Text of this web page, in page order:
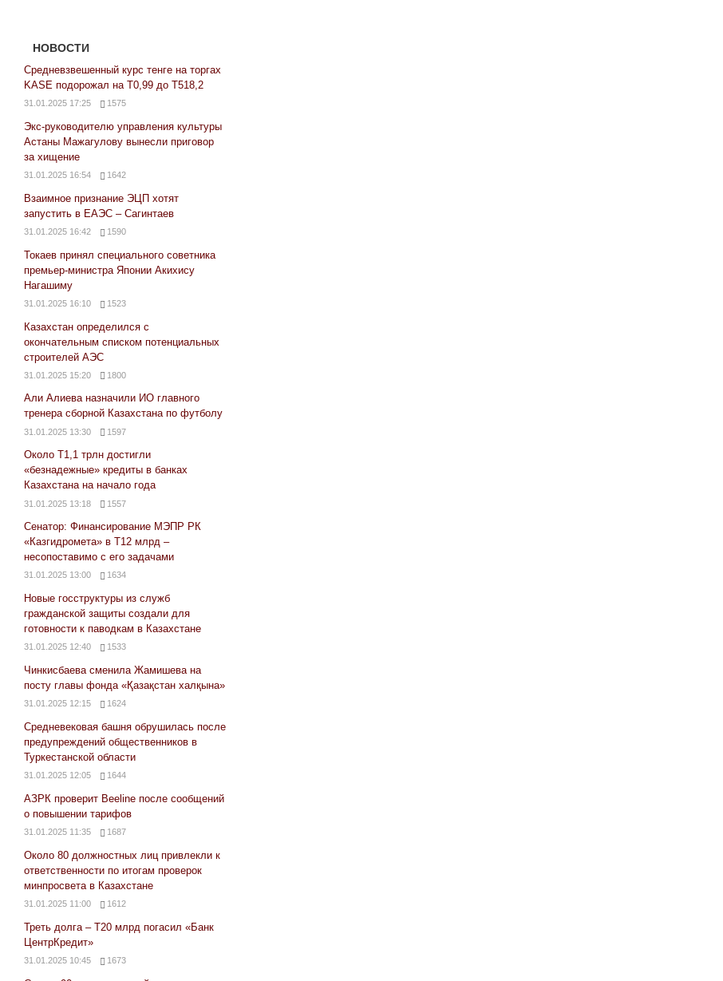
НОВОСТИ
Средневзвешенный курс тенге на торгах
KASE подорожал на Т0,99 до Т518,2
31.01.2025 17:25 1575
Экс-руководителю управления культуры
Астаны Мажагулову вынесли приговор
за хищение
31.01.2025 16:54 1642
Взаимное признание ЭЦП хотят
запустить в ЕАЭС – Сагинтаев
31.01.2025 16:42 1590
Токаев принял специального советника
премьер-министра Японии Акихису
Нагашиму
31.01.2025 16:10 1523
Казахстан определился с
окончательным списком потенциальных
строителей АЭС
31.01.2025 15:20 1800
Али Алиева назначили ИО главного
тренера сборной Казахстана по футболу
31.01.2025 13:30 1597
Около Т1,1 трлн достигли
«безнадежные» кредиты в банках
Казахстана на начало года
31.01.2025 13:18 1557
Сенатор: Финансирование МЭПР РК
«Казгидромета» в Т12 млрд –
несопоставимо с его задачами
31.01.2025 13:00 1634
Новые госструктуры из служб
гражданской защиты создали для
готовности к паводкам в Казахстане
31.01.2025 12:40 1533
Чинкисбаева сменила Жамишева на
посту главы фонда «Қазақстан халқына»
31.01.2025 12:15 1624
Средневековая башня обрушилась после
предупреждений общественников в
Туркестанской области
31.01.2025 12:05 1644
АЗРК проверит Beeline после сообщений
о повышении тарифов
31.01.2025 11:35 1687
Около 80 должностных лиц привлекли к
ответственности по итогам проверок
минпросвета в Казахстане
31.01.2025 11:00 1612
Треть долга – Т20 млрд погасил «Банк
ЦентрКредит»
31.01.2025 10:45 1673